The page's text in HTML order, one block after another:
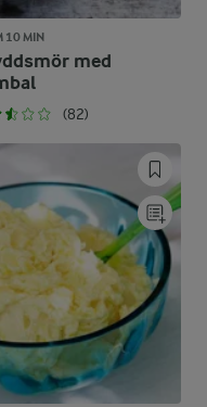
10 MIN
med
(82)